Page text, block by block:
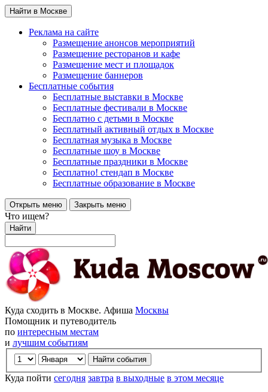
Найти в Москве
Реклама на сайте
Размещение анонсов мероприятий
Размещение ресторанов и кафе
Размещение мест и площадок
Размещение баннеров
Бесплатные события
Бесплатные выставки в Москве
Бесплатные фестивали в Москве
Бесплатно с детьми в Москве
Бесплатный активный отдых в Москве
Бесплатная музыка в Москве
Бесплатные шоу в Москве
Бесплатные праздники в Москве
Бесплатно! стендап в Москве
Бесплатные образование в Москве
Открыть меню Закрыть меню
Что ищем?
Найти
Куда сходить в Москве. Афиша Москвы
Помощник и путеводитель
по интересным местам
и лучшим событиям
Куда пойти сегодня завтра в выходные в этом месяце